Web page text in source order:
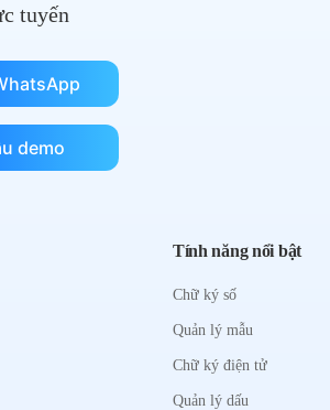
tuyến
demo
Tính năng nổi bật
Chữ ký số
Quản lý mẫu
Chữ ký điện tử
Quản lý dấu